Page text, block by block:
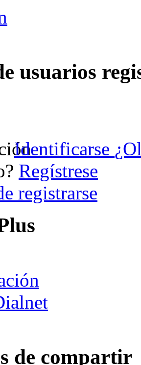
usuarios
Identificarse
Regístrese
registrarse
de compartir